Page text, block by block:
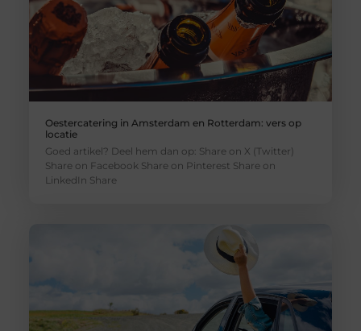
Oestercatering in Amsterdam en Rotterdam: vers op
locatie
Goed artikel? Deel hem dan op: Share on X (Twitter)
Share on Facebook Share on Pinterest Share on
LinkedIn Share